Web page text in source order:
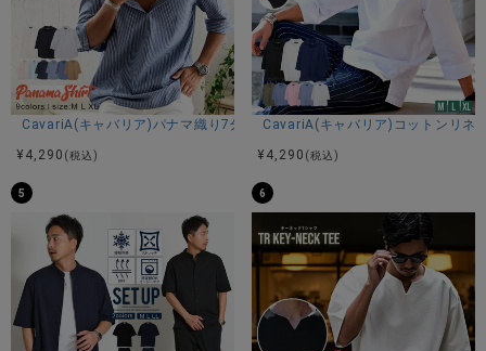
CavariA(キャバリア)パナマ織り7分袖カプリシャツ/全9色
¥ 4,290 (税込)
CavariA(キャバリア)コットンリネ
¥ 4,290 (税込)
5 6